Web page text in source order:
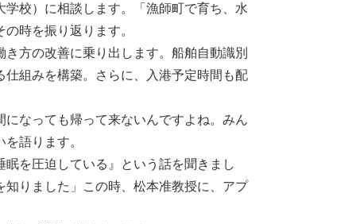
校）に相談します。「漁師町で育ち、水
時を振り返ります。
方の改善に乗り出します。船舶自動識別
組みを構築。さらに、入港予定時間も配
なっても帰って来ないんですよね。みん
語ります。
を圧迫している』という話を聞きまし
りました」この時、松本准教授に、アプ